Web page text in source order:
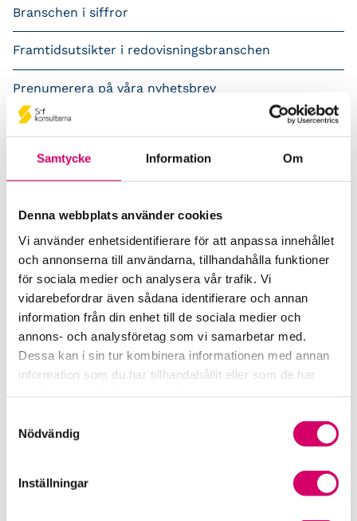
Samtycke Information Om
Denna webbplats använder cookies
Vi använder enhetsidentifierare för att anpassa innehållet
och annonserna till användarna, tillhandahålla funktioner
för sociala medier och analysera vår trafik. Vi
vidarebefordrar även sådana identifierare och annan
information från din enhet till de sociala medier och
annons- och analysföretag som vi samarbetar med.
Dessa kan i sin tur kombinera informationen med annan
information som du har tillhandahållit eller som de har
Nödvändig
Inställningar
Branschen i siffror
Framtidsutsikter i redovisningsbranschen
Prenumerera på våra nyhetsbrev
Pressrum
Påverkansarbete
Samverkan med myndigheter och organisationer
Srf Fokusrapport 2024 – insikter för hållbart
företagande
Våra nyhetskanaler
Tidningen Konsulten
Öppet brev till Myndigheten för yrkeshögskolan